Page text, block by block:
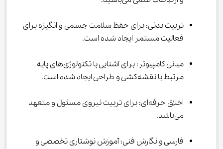
تربیت بدنی: برای حفظ سلامت جسمی و انگیزه برای
فعالیت مستمر ایجاد شده است.
مبانی کامپیوتر: برای آشنایی با تکنولوژی‌های پایه
مرتبط با نقشه‌کشی و طراحی ایجاد شده است.
اخلاق حرفه‌ای: برای تربیت نیروی مسئول و متعهد
می‌باشد.
فارسی و نگارش فنی: آموزش نوشتاری تخصصی و